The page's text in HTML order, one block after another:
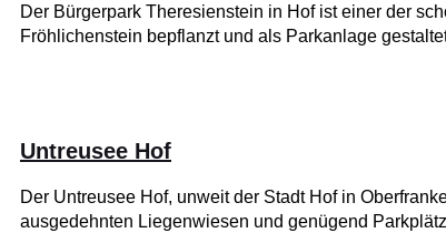
Der Bürgerpark Theresienstein in Hof ist einer der
Fröhlichenstein bepflanzt und als Parkanlage
Untreusee Hof
Der Untreusee Hof, unweit der Stadt Hof in
ausgedehnten Liegenwiesen und genügend